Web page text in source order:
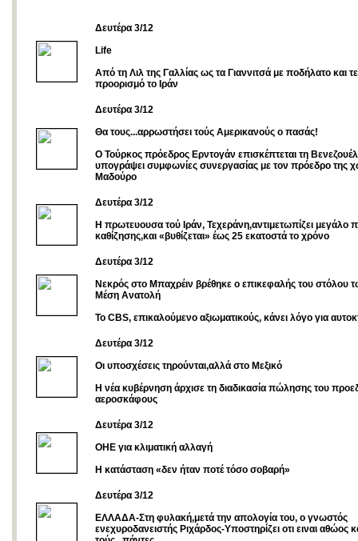
Δευτέρα 3/12
Life
Από τη Λιλ της Γαλλίας ως τα Γιαννιτσά με ποδήλατο και
προορισμό το Ιράν
Δευτέρα 3/12
Θα τους...αρρωστήσει τούς Αμερικανούς ο πασάς!
Ο Τούρκος πρόεδρος Ερντογάν επισκέπτεται τη
υπογράψει συμφωνίες συνεργασίας με τον πρόεδρο της
Μαδούρο
Δευτέρα 3/12
Η πρωτευουσα τού Ιράν, Τεχεράνη,αντιμετωπίζει μεγάλο
καθίζησης,και «βυθίζεται» έως 25 εκατοστά το χρόνο
Δευτέρα 3/12
Νεκρός στο Μπαχρέιν βρέθηκε ο επικεφαλής του στόλου
Μέση Ανατολή
Το CBS, επικαλούμενο αξιωματικούς, κάνει λόγο για
Δευτέρα 3/12
Οι υποσχέσεις τηρούνται,αλλά στο Μεξικό
Η νέα κυβέρνηση άρχισε τη διαδικασία πώλησης του
αεροσκάφους
Δευτέρα 3/12
ΟΗΕ για κλιματική αλλαγή
Η κατάσταση «δεν ήταν ποτέ τόσο σοβαρή»
Δευτέρα 3/12
ΕΛΛΑΔΑ-Στη φυλακή,μετά την απολογία του, ο γνωστός
ενεχυροδανειστής Ριχάρδος-Υποστηρίζει οτι ειναι αθώος